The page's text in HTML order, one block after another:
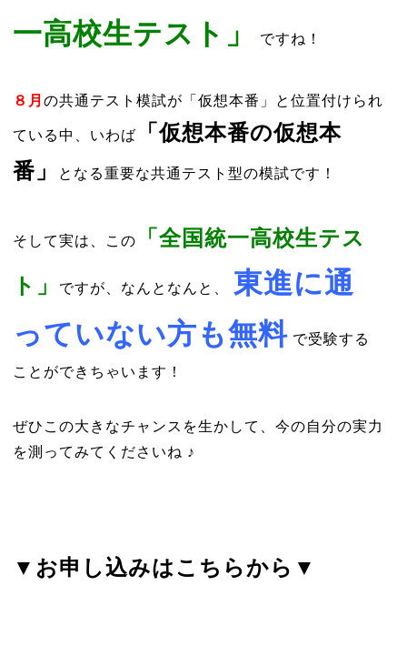
一高校生テスト」
ですね！
８月 の共通テスト模試が「仮想本番」と位置付けられ
ている中、いわば
「仮想本番の仮想本
番」
となる重要な共通テスト型の模試です！
そして実は、この
「全国統一高校生テス
ト」
ですが、なんとなんと、 東進に通
っていない方も無料で受験する
ことができちゃいます！
ぜひこの大きなチャンスを生かして、今の自分の実力
を測ってみてくださいね ♪
▼お申し込みはこちらから▼